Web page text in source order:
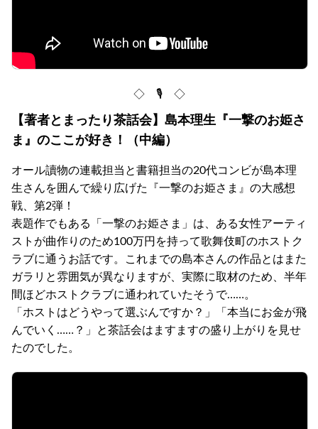
◇ 🎙 ◇
【著者とまったり茶話会】島本理生『一撃のお姫さ
ま』のここが好き！（中編）
オール讀物の連載担当と書籍担当の20代コンビが島本理
生さんを囲んで繰り広げた『一撃のお姫さま』の大感想
戦、第2弾！
表題作でもある「一撃のお姫さま」は、ある女性アーティ
ストが曲作りのため100万円を持って歌舞伎町のホストク
ラブに通うお話です。これまでの島本さんの作品とはまた
ガラリと雰囲気が異なりますが、実際に取材のため、半年
間ほどホストクラブに通われていたそうで……。
「ホストはどうやって選ぶんですか？」「本当にお金が飛
んでいく……？」と茶話会はますますの盛り上がりを見せ
たのでした。